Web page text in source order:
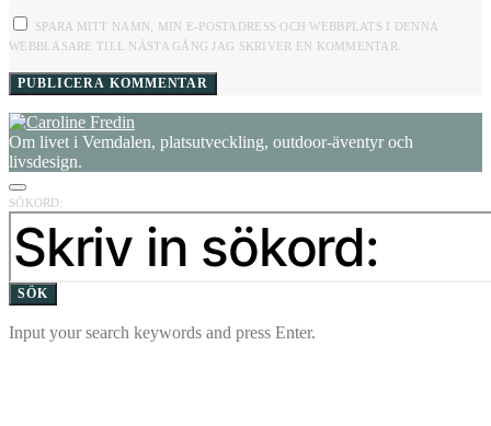
SPARA MITT NAMN, MIN E-POSTADRESS OCH WEBBPLATS I DENNA
WEBBLÄSARE TILL NÄSTA GÅNG JAG SKRIVER EN KOMMENTAR.
Om livet i Vemdalen, platsutveckling, outdoor-äventyr och
livsdesign.
SÖKORD:
SÖK
Input your search keywords and press Enter.